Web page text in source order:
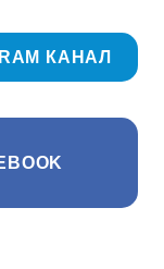
КАНАЛ